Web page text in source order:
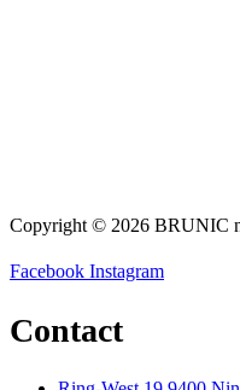
Copyright © 2026 BRUNIC
Facebook Instagram
Contact